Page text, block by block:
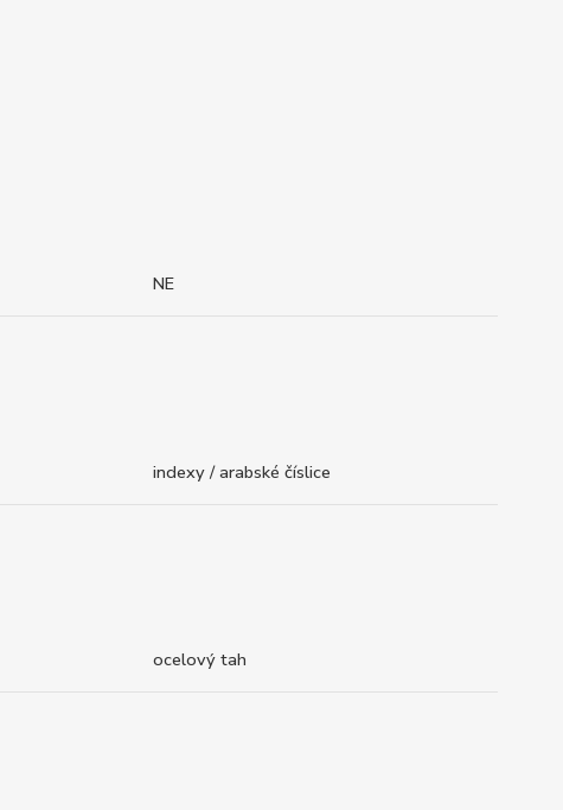
NE
indexy / arabské číslice
ocelový tah